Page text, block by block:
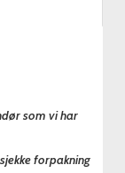
som vi har
forpakning